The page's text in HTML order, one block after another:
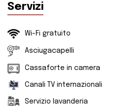
Servizi
Wi-Fi gratuito
Asciugacapelli
Cassaforte in camera
Canali TV internazionali
Servizio lavanderia